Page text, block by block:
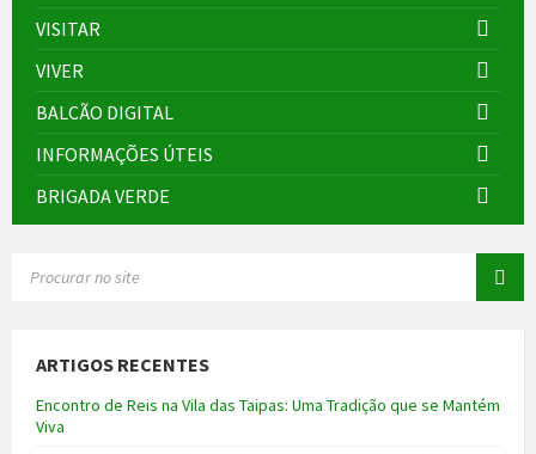
VISITAR
VIVER
BALCÃO DIGITAL
INFORMAÇÕES ÚTEIS
BRIGADA VERDE
ARTIGOS RECENTES
Encontro de Reis na Vila das Taipas: Uma Tradição que se Mantém
Viva